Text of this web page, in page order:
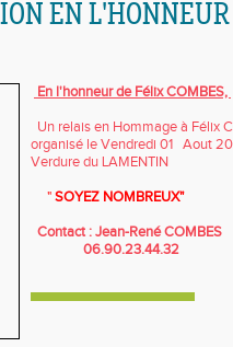
EN L'HONNEUR
En l'honneur de Félix COMBES,
Un relais en Hommage à Félix
organisé le Vendredi 01 Aout
Verdure du LAMENTIN
"SOYEZ NOMBREUX"
Contact : Jean-René COMBES
06.90.23.44.32